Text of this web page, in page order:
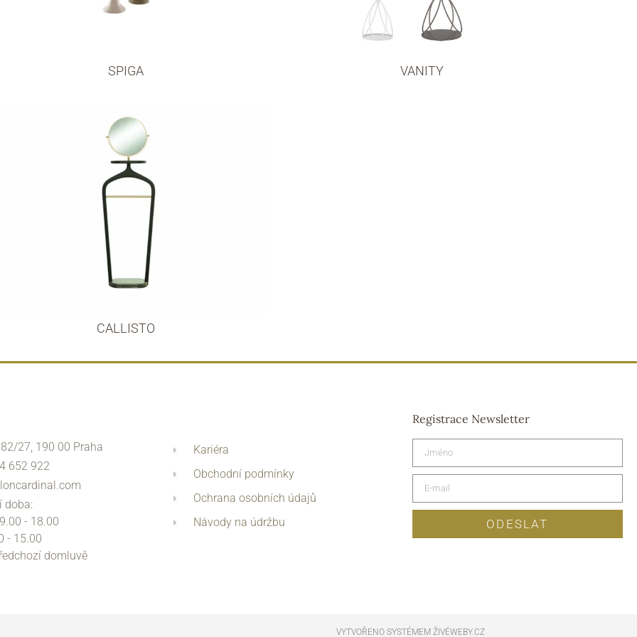
SPIGA VANITY
CALLISTO
27, 190 00 Praha
652 922
doba:
- 18.00
- 15.00
domluvě
Kariéra
Obchodní podmínky
Ochrana osobních údajů
Návody na údržbu
Registrace Newsletter
ODESLAT
VYTVOŘENO SYSTÉMEM ŽIVÉWEBY.CZ